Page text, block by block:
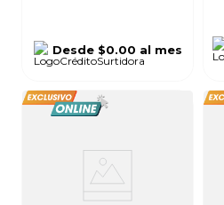
Desde$0.00 al mes